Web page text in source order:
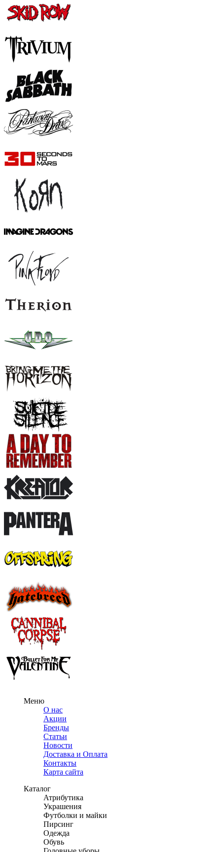
Меню
О нас
Акции
Бренды
Статьи
Новости
Доставка и Оплата
Контакты
Карта сайта
Каталог
Атрибутика
Украшения
Футболки и майки
Пирсинг
Одежда
Обувь